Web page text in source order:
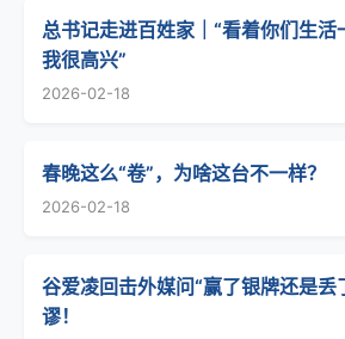
总书记走进百姓家｜“看着你们生活
我很高兴”
2026-02-18
春晚这么“卷”，为啥这台不一样？
2026-02-18
谷爱凌回击外媒问“赢了银牌还是丢
谬！